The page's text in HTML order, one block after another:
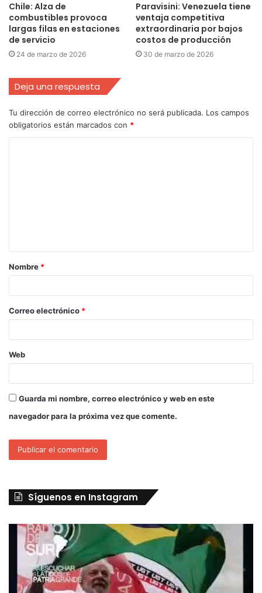
Chile: Alza de
combustibles provoca
largas filas en estaciones
de servicio
24 de marzo de 2026
Paravisini: Venezuela tiene
ventaja competitiva
extraordinaria por bajos
costos de producción
30 de marzo de 2026
Deja una respuesta
Tu dirección de correo electrónico no será publicada. Los campos
obligatorios están marcados con *
Nombre *
Correo electrónico *
Web
Guarda mi nombre, correo electrónico y web en este
navegador para la próxima vez que comente.
Síguenos en Instagram